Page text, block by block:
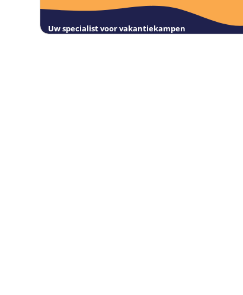
Uw specialist voor vakantiekampen